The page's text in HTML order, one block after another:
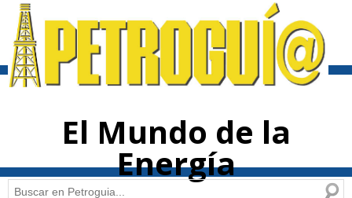
contenido
El Mundo de la
Energía
Buscar